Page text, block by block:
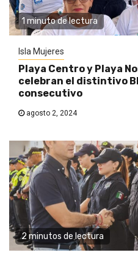
1 minuto de lectura
Isla Mujeres
Playa Centro y Playa
celebran el distintivo
consecutivo
agosto 2, 2024
2 minutos de lectura